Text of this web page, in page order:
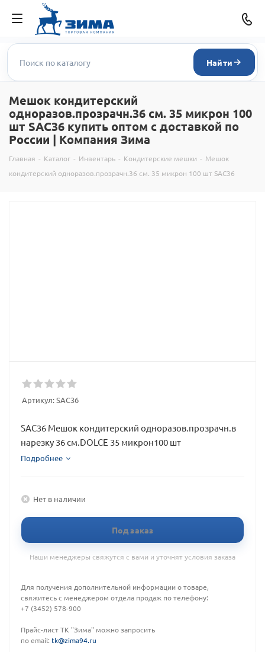
Найти
Мешок кондитерский
одноразов.прозрачн.36 см. 35 микрон 100
шт SAC36 купить оптом с доставкой по
России | Компания Зима
Главная - Каталог - Инвентарь - Кондитерские мешки - Мешок
кондитерский одноразов.прозрачн.36 см. 35 микрон 100 шт SAC36
Артикул:SAC36
SAC36 Мешок кондитерский одноразов.прозрачн.в
нарезку 36 см.DOLCE 35 микрон100 шт
Подробнее
Нет в наличии
Под заказ
Наши менеджеры свяжутся с вами и уточнят условия заказа
Для получения дополнительной информации о товаре,
свяжитесь с менеджером отдела продаж по телефону:
+7 (3452) 578-900
Прайс-лист ТК "Зима" можно запросить
по email: tk@zima94.ru